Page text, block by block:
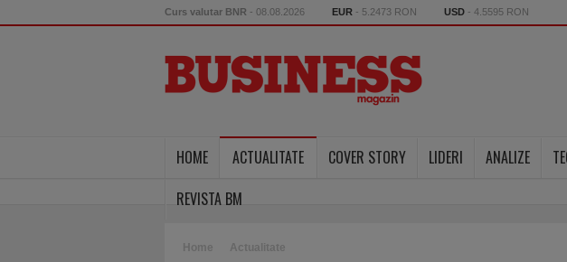
Curs valutar BNR - 08.08.2026 EUR - 5.2473 RON USD - 4.5595 RON
HOME ACTUALITATE COVER STORY LIDERI ANALIZE
REVISTA BM
Home Actualitate